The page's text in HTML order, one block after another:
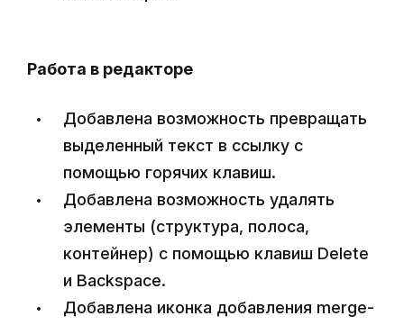
Работа в редакторе
Добавлена возможность превращать
выделенный текст в ссылку с
помощью горячих клавиш.
Добавлена возможность удалять
элементы (структура, полоса,
контейнер) с помощью клавиш Delete
и Backspace.
Добавлена иконка добавления merge-